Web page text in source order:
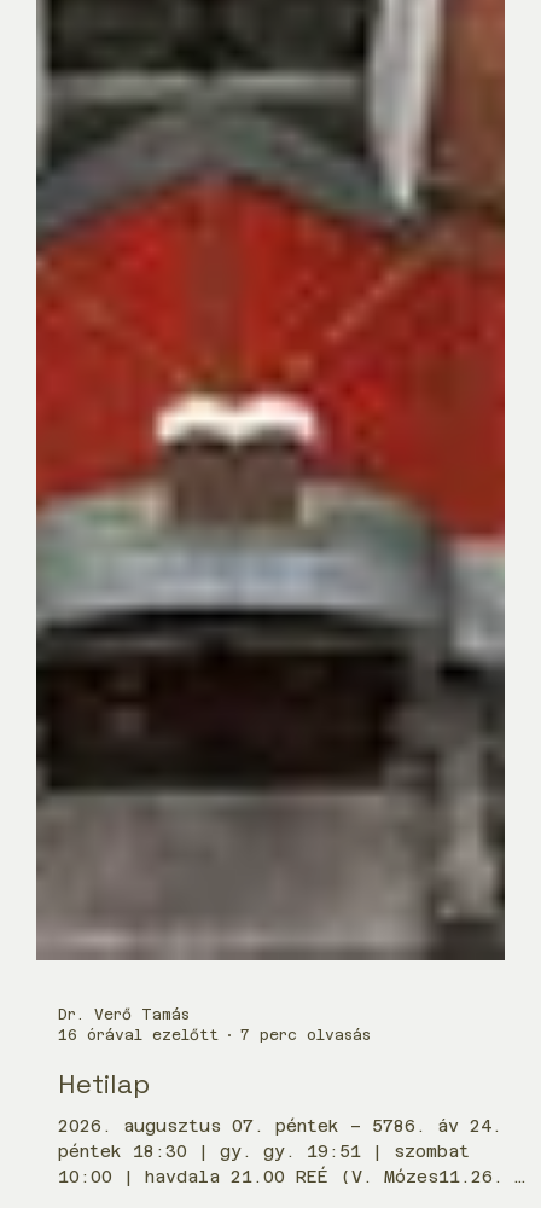
Dr. Verő Tamás
7 perc olvasás
Hetilap